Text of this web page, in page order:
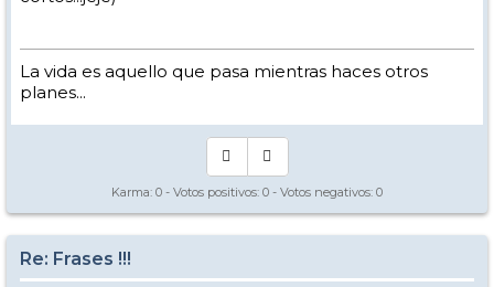
La vida es aquello que pasa mientras haces otros
planes...
Karma: 0 - Votos positivos: 0 - Votos negativos: 0
Re: Frases !!!